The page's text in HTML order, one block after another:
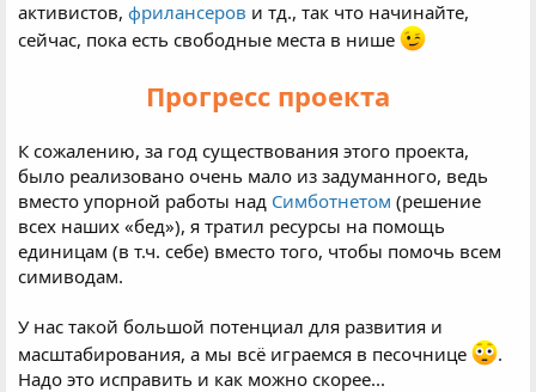
активистов, фрилансеров и тд., так что начинайте,
сейчас, пока есть свободные места в нише
Прогресс проекта
К сожалению, за год существования этого проекта,
было реализовано очень мало из задуманного, ведь
вместо упорной работы над Симботнетом (решение
всех наших «бед»), я тратил ресурсы на помощь
единицам (в т.ч. себе) вместо того, чтобы помочь всем
симиводам.
У нас такой большой потенциал для развития и
масштабирования, а мы всё играемся в песочнице
.
Надо это исправить и как можно скорее...